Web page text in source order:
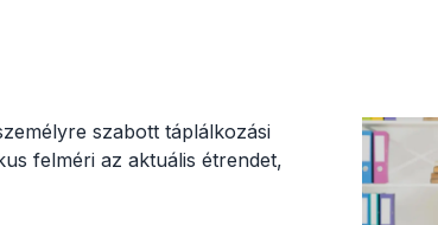
szabott táplálkozási
felméri az aktuális étrendet,